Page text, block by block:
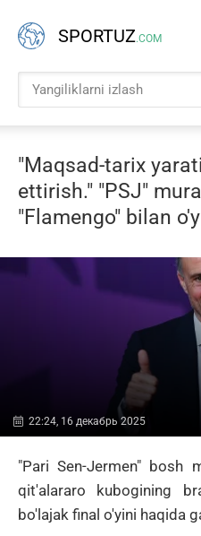
SPORTUZ.COM
"Maqsad-tarix
ettirish." "PSJ"
"Flamengo" bilan
22:24, 16 декабрь 2025
"Pari Sen-Jermen" bosh
qit'alararo kubogining
bo'lajak final o'yini haqida